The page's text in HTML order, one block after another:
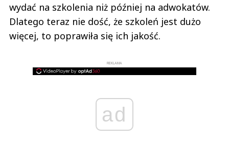
wydać na szkolenia niż później na adwokatów.
Dlatego teraz nie dość, że szkoleń jest dużo
więcej, to poprawiła się ich jakość.
REKLAMA
ad